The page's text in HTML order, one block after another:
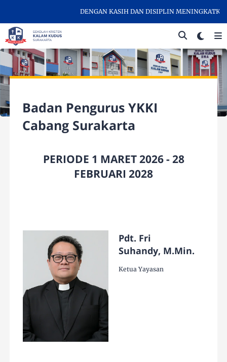
DENGAN KASIH DAN DISIPLIN MENINGKATKAN
Badan Pengurus YKKI
Cabang Surakarta
PERIODE 1 MARET 2026 - 28
FEBRUARI 2028
Pdt. Fri
Suhandy, M.Min.
Ketua Yayasan